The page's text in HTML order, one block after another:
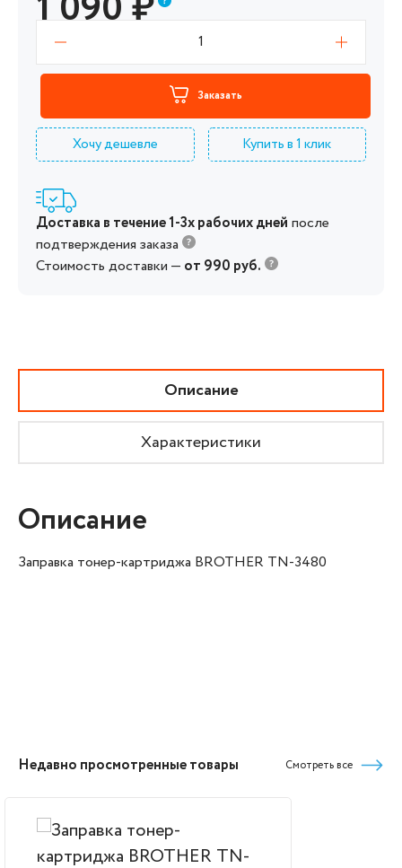
1
Заказать
Хочу дешевле Купить в 1 клик
Доставка в течение 1-3х рабочих дней после
подтверждения заказа
Стоимость доставки — от 990 руб.
Описание
Характеристики
Описание
Заправка тонер-картриджа BROTHER TN-3480
Недавно просмотренные товары Смотреть все